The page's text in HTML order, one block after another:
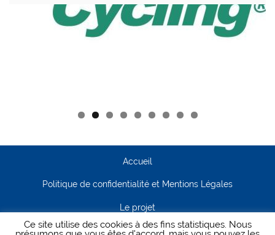
Accueil
Politique de confidentialité et Mentions Légales
Le projet
Contact
Ce site utilise des cookies à des fins statistiques. Nous